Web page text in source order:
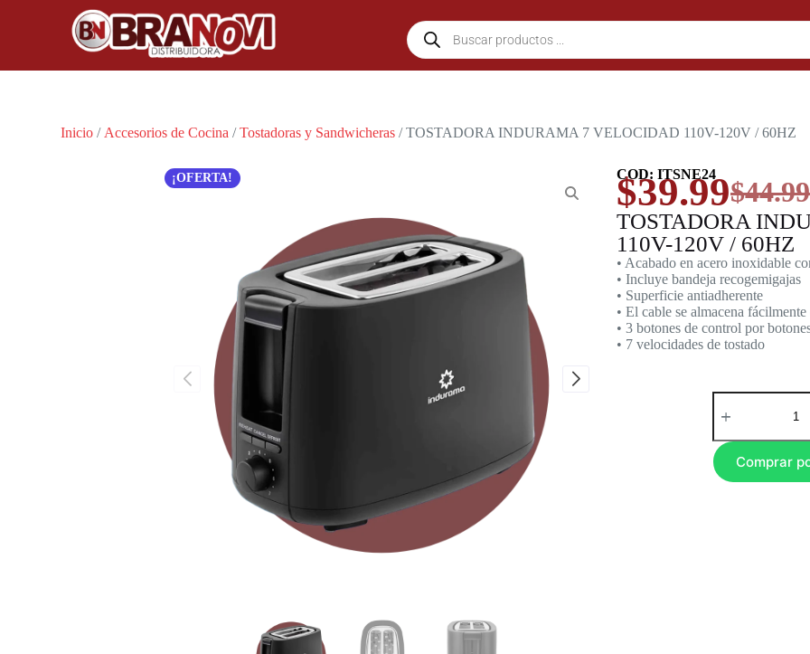
Inicio / Accesorios de Cocina /Tostadoras y Sandwicheras / TOSTADORA INDURAMA 7 VELOCIDAD 110V-120V / 60HZ
¡OFERTA! COD: ITSNE24
$44.99
$39.99
TOSTADORA
110V-120V / 60HZ
• Acabado en acero inoxidable
• Incluye bandeja recogemigajas
• Superficie antiadherente
• El cable se almacena
• 3 botones de control por
• 7 velocidades de tostado
Comprar